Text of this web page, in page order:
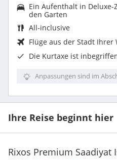
Ein Aufenthalt in
den Garten
All-inclusive
Flüge aus der Stadt Ihrer
Die Kurtaxe ist
Anpassungen sind im
Ihre Reise beginnt hier
Rixos Premium Saadiyat